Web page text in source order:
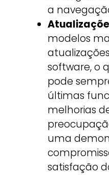
a
modelos
software, o
pode
últimas
melhorias
uma
satisfação